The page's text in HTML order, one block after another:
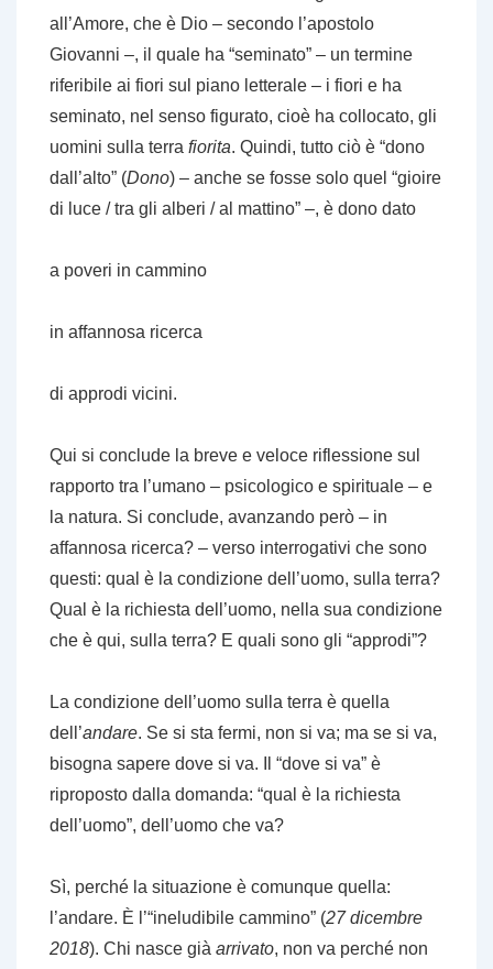
all’Amore, che è Dio – secondo l’apostolo
Giovanni –, il quale ha “seminato” – un termine
riferibile ai fiori sul piano letterale – i fiori e ha
seminato, nel senso figurato, cioè ha collocato, gli
uomini sulla terra fiorita. Quindi, tutto ciò è “dono
dall’alto” (Dono) – anche se fosse solo quel “gioire
di luce / tra gli alberi / al mattino” –, è dono dato
a poveri in cammino
in affannosa ricerca
di approdi vicini.
Qui si conclude la breve e veloce riflessione sul
rapporto tra l’umano – psicologico e spirituale – e
la natura. Si conclude, avanzando però – in
affannosa ricerca? – verso interrogativi che sono
questi: qual è la condizione dell’uomo, sulla terra?
Qual è la richiesta dell’uomo, nella sua condizione
che è qui, sulla terra? E quali sono gli “approdi”?
La condizione dell’uomo sulla terra è quella
dell’andare. Se si sta fermi, non si va; ma se si va,
bisogna sapere dove si va. Il “dove si va” è
riproposto dalla domanda: “qual è la richiesta
dell’uomo”, dell’uomo che va?
Sì, perché la situazione è comunque quella:
l’andare. È l’“ineludibile cammino” (27 dicembre
2018). Chi nasce già arrivato, non va perché non